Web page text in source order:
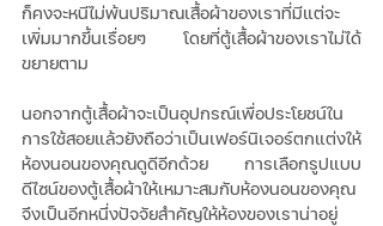
ก็คงจะหนีไม่พ้นปริมาณเสื้อผ้าของเราที่มีแต่จะ
เพิ่มมากขึ้นเรื่อยๆ โดยที่ตู้เสื้อผ้าของเราไม่ได้
ขยายตาม
นอกจากตู้เสื้อผ้าจะเป็นอุปกรณ์เพื่อประโยชน์ใน
การใช้สอยแล้วยังถือว่าเป็นเฟอร์นิเจอร์ตกแต่งให้
ห้องนอนของคุณดูดีอีกด้วย การเลือกรูปแบบ
ดีไซน์ของตู้เสื้อผ้าให้เหมาะสมกับห้องนอนของคุณ
จึงเป็นอีกหนึ่งปัจจัยสำคัญให้ห้องของเราน่าอยู่